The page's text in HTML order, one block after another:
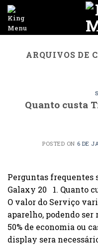
Skip
content
ARQUIVOS DE
Quanto custa
POSTED ON 6 DE
Perguntas frequentes
Galaxy 20 1. Quanto
O valor do Serviço
aparelho, podendo
50% de economia ou
display sera